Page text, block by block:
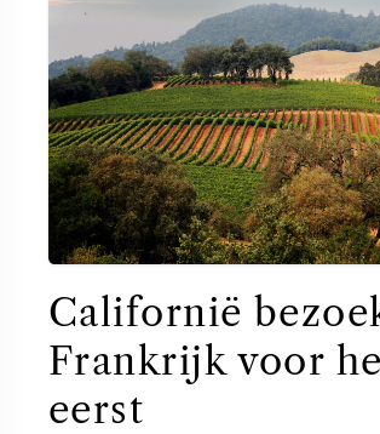
Californië
Frankrijk voor
eerst